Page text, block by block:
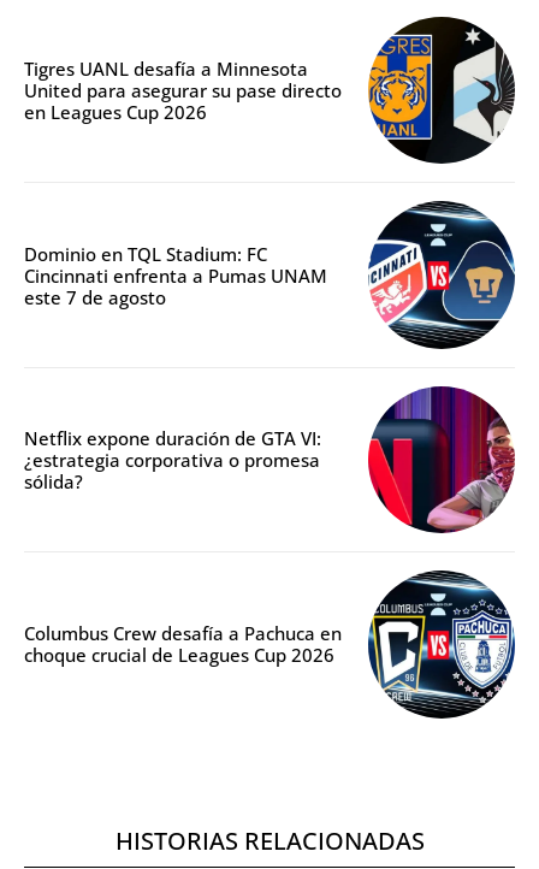
Tigres UANL desafía a Minnesota
United para asegurar su pase directo
en Leagues Cup 2026
Dominio en TQL Stadium: FC
Cincinnati enfrenta a Pumas UNAM
este 7 de agosto
Netflix expone duración de GTA VI:
¿estrategia corporativa o promesa
sólida?
Columbus Crew desafía a Pachuca en
choque crucial de Leagues Cup 2026
HISTORIAS RELACIONADAS